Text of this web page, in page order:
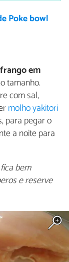
Poke bowl
em
tamanho.
com sal,
molho yakitori
para pegar o
a noite para
bem
e reserve